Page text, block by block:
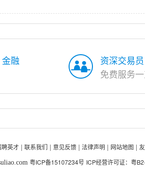
融
资深交易员
免费服务
聘英才 联系我们 意见反馈 法律声明 网站地图
粤ICP备15107234号 ICP经营许可证：粤